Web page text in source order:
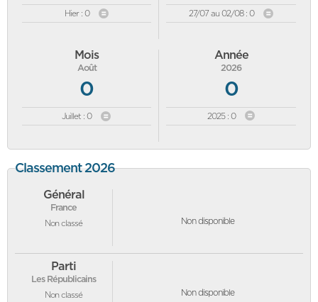
Hier : 0 27/07 au 02/08 : 0
Mois
Août
0
Juillet : 0
Année
2026
0
2025 : 0
Classement 2026
Général
France
Non classé Non disponible
Parti
Les Républicains
Non classé Non disponible